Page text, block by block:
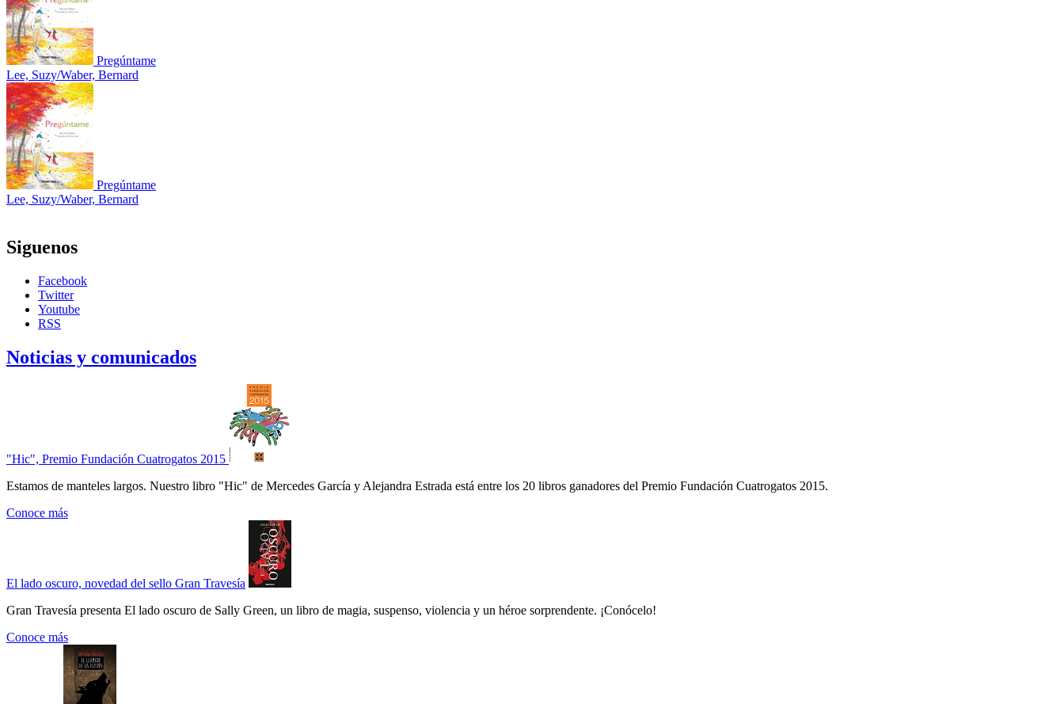
Pregúntame
Lee, Suzy/Waber, Bernard
Pregúntame
Lee, Suzy/Waber, Bernard
Siguenos
Facebook
Twitter
Youtube
RSS
Noticias y comunicados
"Hic", Premio Fundación Cuatrogatos 2015
Estamos de manteles largos. Nuestro libro "Hic" de Mercedes García y Alejandra Estrada está entre los 20 libros ganadores del Premio Fundación Cuatrogatos 2015.
Conoce más
El lado oscuro, novedad del sello Gran Travesía
Gran Travesía presenta El lado oscuro de Sally Green, un libro de magia, suspenso, violencia y un héroe sorprendente. ¡Conócelo!
Conoce más